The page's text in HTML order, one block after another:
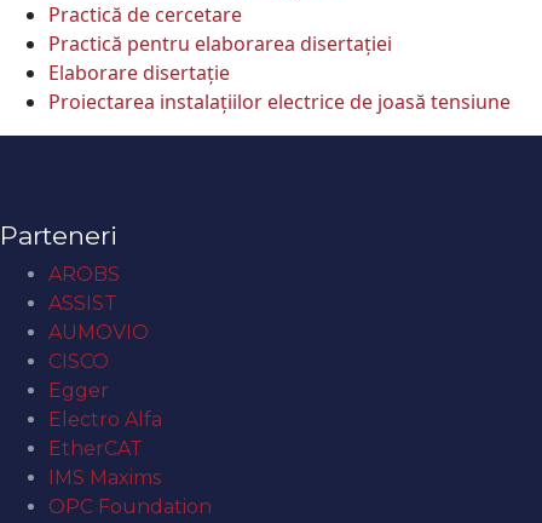
Practică de cercetare
Practică pentru elaborarea disertației
Elaborare disertație
Proiectarea instalațiilor electrice de joasă tensiune
Parteneri
AROBS
ASSIST
AUMOVIO
CISCO
Egger
Electro Alfa
EtherCAT
IMS Maxims
OPC Foundation